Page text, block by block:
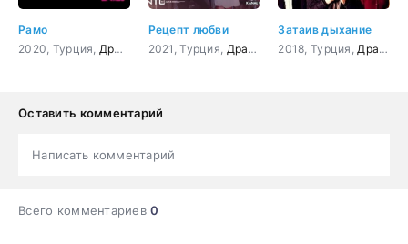
Рамо
2020, Турция, Драма Боевик,Криминал
Рецепт любви
2021, Турция, Драма Мелодрама
Затаив дыхание
2018, Турция, Драма
Оставить комментарий
Написать комментарий
Всего комментариев0